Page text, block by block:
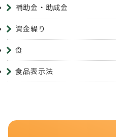
補助金・助成金
資金繰り
食
食品表示法